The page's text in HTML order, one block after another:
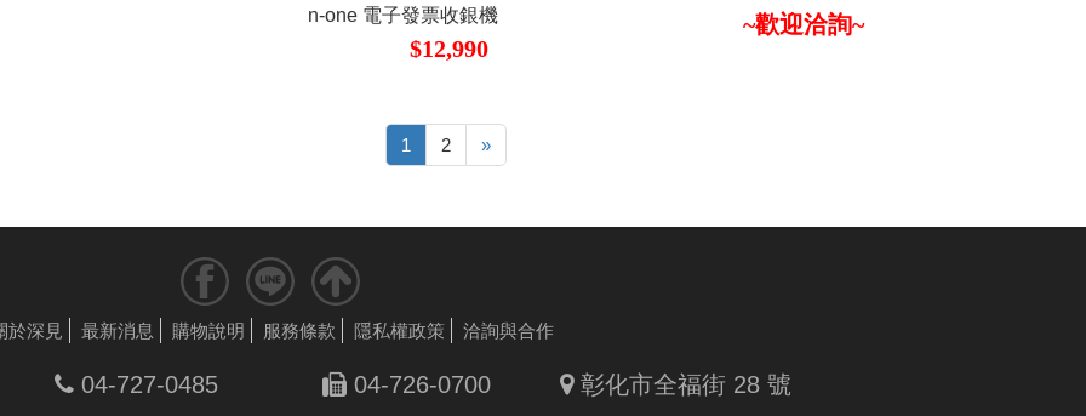
n-one 電子發票收銀機
$12,990
~歡迎洽詢~
1 2 »
於深見 最新消息 購物說明 服務條款 隱私權政策 洽詢與合作
04-727-0485 04-726-0700 彰化市全福街 28 號